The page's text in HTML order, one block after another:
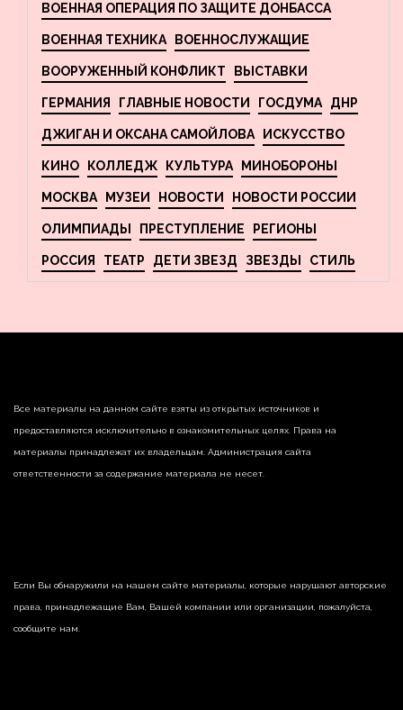
ВОЕННАЯ ОПЕРАЦИЯ ПО ЗАЩИТЕ ДОНБАССА
ВОЕННАЯ ТЕХНИКА ВОЕННОСЛУЖАЩИЕ
ВООРУЖЕННЫЙ КОНФЛИКТ ВЫСТАВКИ
ГЕРМАНИЯ ГЛАВНЫЕ НОВОСТИ ГОСДУМА ДНР
ДЖИГАН И ОКСАНА САМОЙЛОВА ИСКУССТВО
КИНО КОЛЛЕДЖ КУЛЬТУРА МИНОБОРОНЫ
МОСКВА МУЗЕИ НОВОСТИ НОВОСТИ РОССИИ
ОЛИМПИАДЫ ПРЕСТУПЛЕНИЕ РЕГИОНЫ
РОССИЯ ТЕАТР ДЕТИ ЗВЕЗД ЗВЕЗДЫ СТИЛЬ
Все материалы на данном сайте взяты из открытых источников и
предоставляются исключительно в ознакомительных целях. Права на
материалы принадлежат их владельцам. Администрация сайта
ответственности за содержание материала не несет.
Если Вы обнаружили на нашем сайте материалы, которые нарушают авторские
права, принадлежащие Вам, Вашей компании или организации, пожалуйста,
сообщите нам.